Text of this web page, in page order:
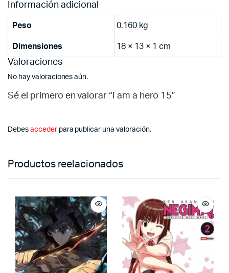
Información adicional
Peso 0.160 kg
Dimensiones 18 × 13 × 1 cm
Valoraciones
No hay valoraciones aún.
Sé el primero en valorar “I am a hero 15”
Debes accederpara publicar una valoración.
Productos reelacionados